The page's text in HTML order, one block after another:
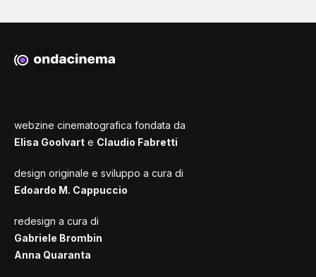
webzine cinematografica fondata da
Elisa Goolvart e Claudio Fabretti
design originale e sviluppo a cura di
Edoardo M. Cappuccio
redesign a cura di
Gabriele Brombin
Anna Quaranta